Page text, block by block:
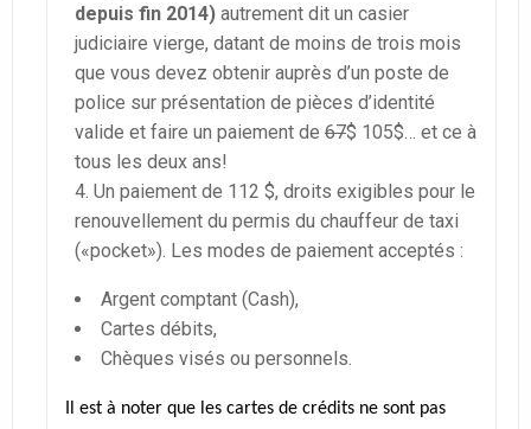
depuis fin 2014) autrement dit un casier
judiciaire vierge, datant de moins de trois mois
que vous devez obtenir auprès d’un poste de
police sur présentation de pièces d’identité
valide et faire un paiement de 67$ 105$… et ce à
tous les deux ans!
Un paiement de 112 $, droits exigibles pour le
renouvellement du permis du chauffeur de taxi
(«pocket»). Les modes de paiement acceptés :
Argent comptant (Cash),
Cartes débits,
Chèques visés ou personnels.
Il est à noter que les cartes de crédits ne sont pas